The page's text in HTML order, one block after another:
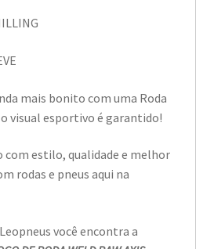
mais bonito com uma Roda
visual esportivo é garantido!
com estilo, qualidade e melhor
rodas e pneus aqui na
você encontra a